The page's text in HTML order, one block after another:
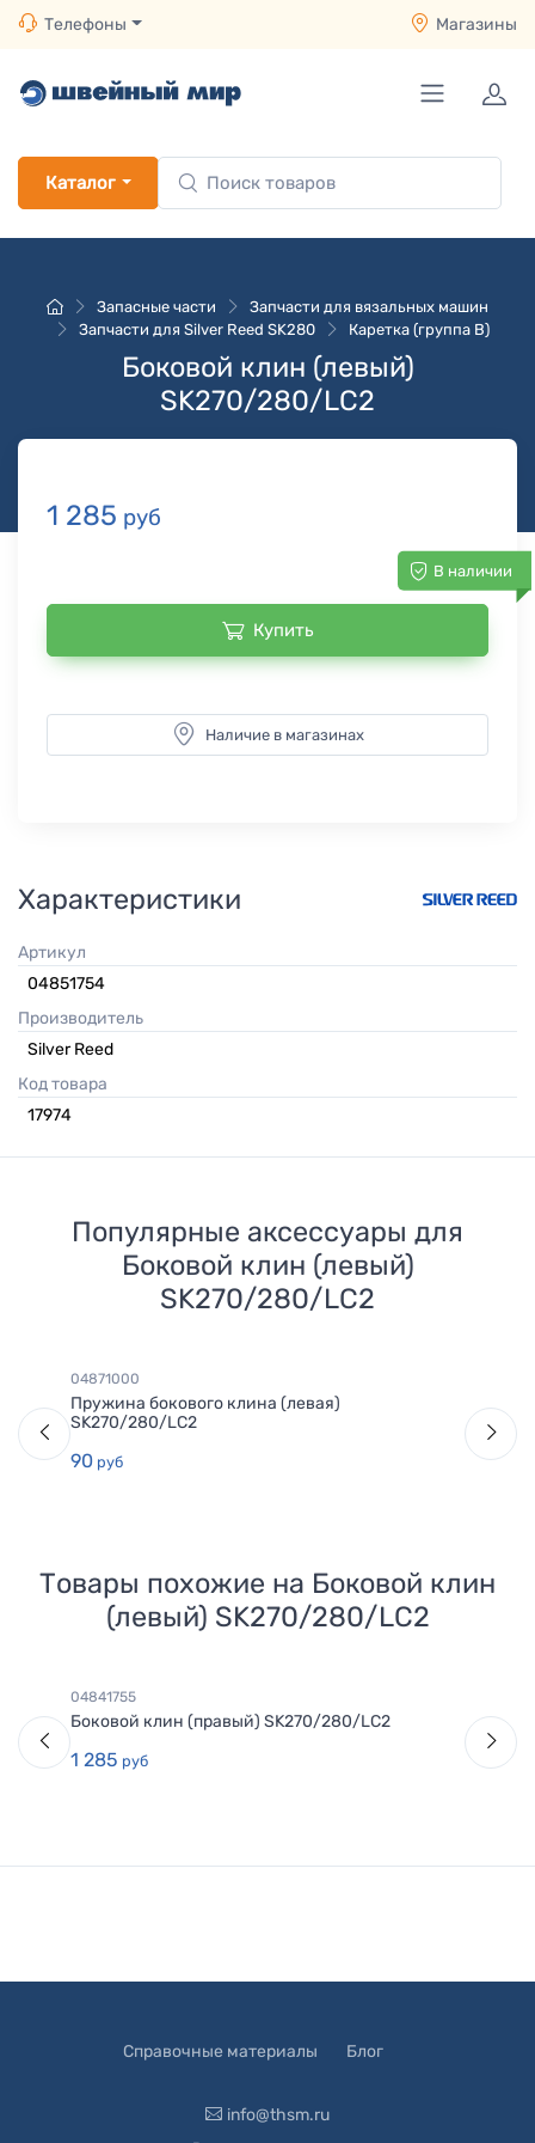
Телефоны Магазины
Каталог
Запасные части
Запчасти для вязальных машин
Запчасти для Silver Reed SK280
Каретка (группа B)
Боковой клин (левый)
SK270/280/LC2
1 285 руб
В наличии
Купить
Наличие в магазинах
Характеристики
Артикул
04851754
Производитель
Silver Reed
Код товара
17974
Популярные аксессуары для
Боковой клин (левый)
SK270/280/LC2
04871000
Пружина бокового клина (левая)
SK270/280/LC2
90 руб
Товары похожие на Боковой клин
(левый) SK270/280/LC2
04841755
Боковой клин (правый) SK270/280/LC2
1 285 руб
Справочные материалы Блог
info@thsm.ru